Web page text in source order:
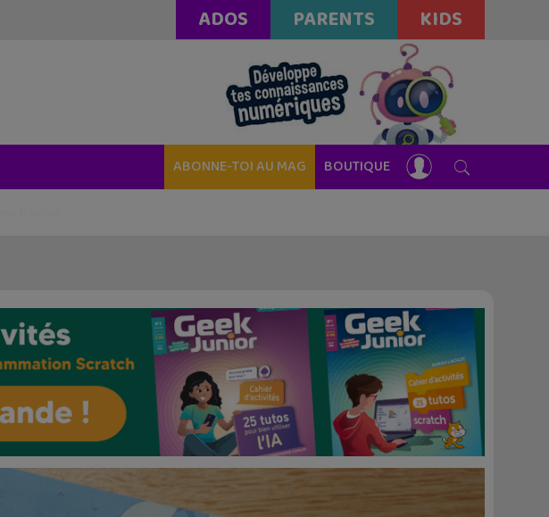
ADOS PARENTS KIDS
ABONNE-TOI AU MAG BOUTIQUE